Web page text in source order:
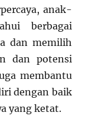
anak-
berbagai
dan memilih
dan potensi
membantu
dengan baik
yang ketat.